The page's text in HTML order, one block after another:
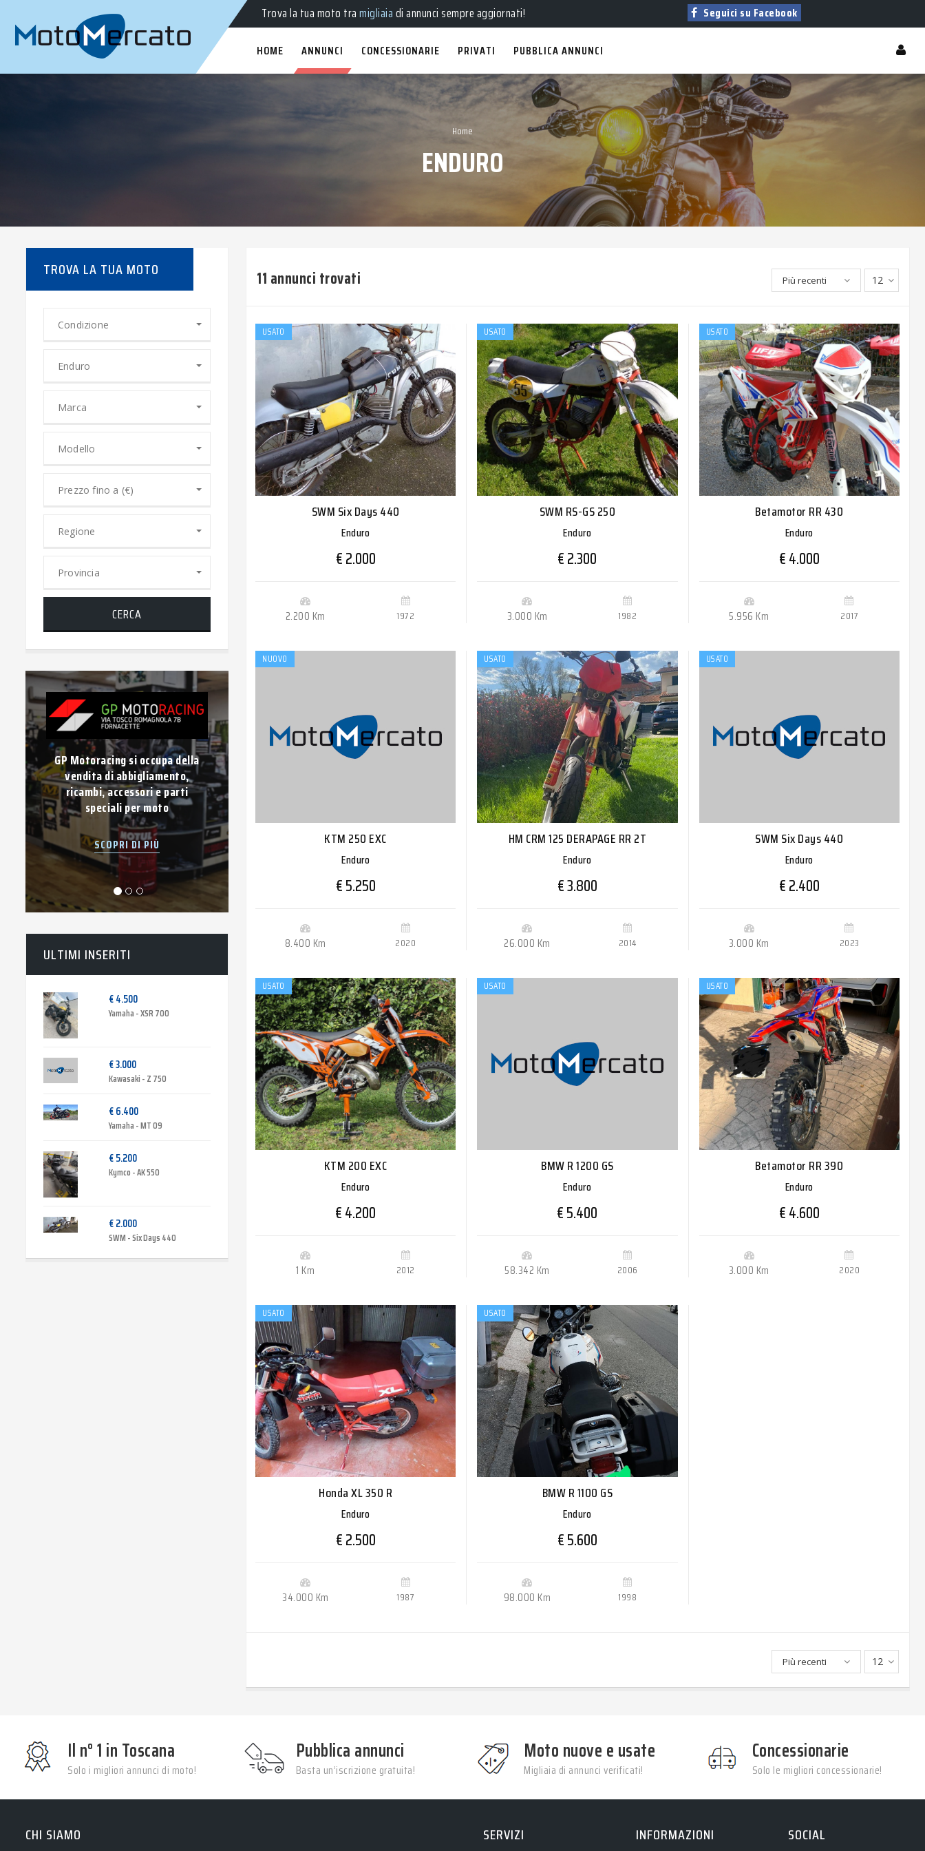
Trova la tua moto tramigliaiadi annunci sempre aggiornati! Seguici su Facebook
HOME ANNUNCI CONCESSIONARIE PRIVATI PUBBLICA ANNUNCI
Home
ENDURO
11 annunci trovati 12
Più recenti
USATO
SWM Six Days 440
Enduro
€ 2.000
2.200 Km 1972
USATO
SWM RS-GS 250
Enduro
€ 2.300
3.000 Km 1982
USATO
Betamotor RR 430
Enduro
€ 4.000
5.956 Km 2017
NUOVO
KTM 250 EXC
Enduro
€ 5.250
8.400 Km 2020
USATO
HM CRM 125 DERAPAGE RR 2T
Enduro
€ 3.800
26.000 Km 2014
USATO
SWM Six Days 440
Enduro
€ 2.400
3.000 Km 2023
USATO
KTM 200 EXC
Enduro
€ 4.200
1 Km 2012
USATO
BMW R 1200 GS
Enduro
€ 5.400
58.342 Km 2006
USATO
Betamotor RR 390
Enduro
€ 4.600
3.000 Km 2020
USATO
Honda XL 350 R
Enduro
€ 2.500
34.000 Km 1987
USATO
BMW R 1100 GS
Enduro
€ 5.600
98.000 Km 1998
12
Più recenti
TROVA LA TUA MOTO
Condizione
Enduro
Marca
Modello
Prezzo fino a (€)
Regione
Provincia
CERCA
Vuoi vendere la tua auto usata?
Compravendita di auto e veicoli
usati di qualsiasi tipo con
pagamento immediato.
SCOPRI DI PIÙ
ULTIMI INSERITI
€ 4.500
Yamaha - XSR 700
€ 3.000
Kawasaki - Z 750
€ 6.400
Yamaha - MT 09
€ 5.200
Kymco - AK 550
€ 2.000
SWM - Six Days 440
Il n° 1 in Toscana
Solo i migliori annunci di moto!
Pubblica annunci
Basta un’iscrizione gratuita!
Moto nuove e usate
Migliaia di annunci verificati!
Concessionarie
Solo le migliori concessionarie!
CHI SIAMO SERVIZI INFORMAZIONI SOCIAL